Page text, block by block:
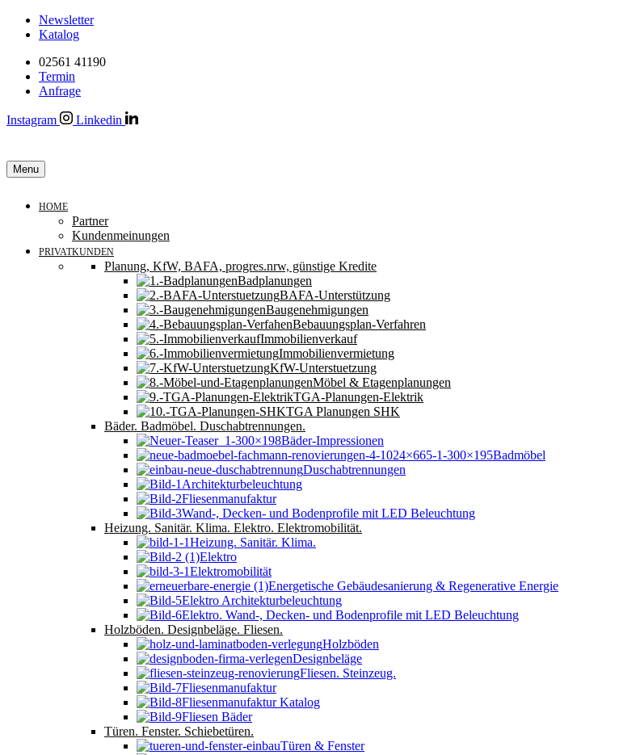
Newsletter
Katalog
02561 41190
Termin
Anfrage
Instagram Linkedin
Menu
HOME
Partner
Kundenmeinungen
PRIVATKUNDEN
Planung, KfW, BAFA, progres.nrw, günstige Kredite
Badplanungen
BAFA-Unterstützung
Baugenehmigungen
Bebauungsplan-Verfahren
Immobilienverkauf
Immobilienvermietung
KfW-Unterstuetzung
Möbel & Etagenplanungen
TGA-Planungen-Elektrik
TGA Planungen SHK
Bäder. Badmöbel. Duschabtrennungen.
Bäder-Impressionen
Badmöbel
Duschabtrennungen
Architekturbeleuchtung
Fliesenmanufaktur
Wand-, Decken- und Bodenprofile mit LED Beleuchtung
Heizung. Sanitär. Klima. Elektro. Elektromobilität.
Heizung. Sanitär. Klima.
Elektro
Elektromobilität
Energetische Gebäudesanierung & Regenerative Energie
Elektro Architekturbeleuchtung
Elektro. Wand-, Decken- und Bodenprofile mit LED Beleuchtung
Holzböden. Designbeläge. Fliesen.
Holzböden
Designbeläge
Fliesen. Steinzeug.
Fliesenmanufaktur
Fliesenmanufaktur Katalog
Fliesen Bäder
Türen. Fenster. Schiebetüren.
Türen & Fenster